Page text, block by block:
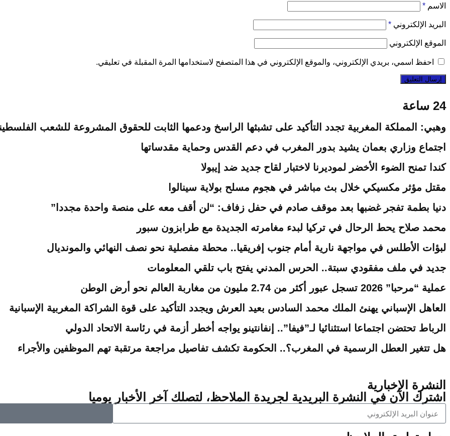
الاسم *
البريد الإلكتروني *
الموقع الإلكتروني
احفظ اسمي، بريدي الإلكتروني، والموقع الإلكتروني في هذا المتصفح لاستخدامها المرة المقبلة في تعليقي.
24 ساعة
وهبي: المملكة المغربية تجدد التأكيد على تشبثها الراسخ ودعمها الثابت للحقوق المشروعة للشعب
اجتماع وزاري بعمان يشيد بدور المغرب في دعم القدس وحماية مقدساتها
كندا تمنح الضوء الأخضر لموديرنا لاختبار لقاح جديد ضد إيبولا
مقتل مؤثر مكسيكي خلال بث مباشر في هجوم مسلح بولاية سينالوا
دنيا بطمة تفجر غضبها بعد موقف صادم في حفل زفاف: “لن أقف معه على منصة واحدة مجددا”
محمد صلاح يحط الرحال في تركيا لبدء مغامرته الجديدة مع طرابزون سبور
لبؤات الأطلس في مواجهة نارية أمام جنوب إفريقيا.. محطة مفصلية نحو نصف النهائي والمونديال
جديد في ملف مفقودي سبتة.. الحرس المدني يفتح باب تلقي المعلومات
عملية “مرحبا” 2026 تسجل عبور أكثر من 2.74 مليون من مغاربة العالم نحو أرض الوطن
العاهل الإسباني يهنئ الملك محمد السادس بعيد العرش ويجدد التأكيد على قوة الشراكة المغربية الإسبانية
الرباط تحتضن اجتماعا استثنائيا لـ”فيفا”.. إنفانتينو يواجه أخطر أزمة في رئاسة الاتحاد الدولي
هل تتغير العطل الرسمية في المغرب؟.. الحكومة تكشف تفاصيل مراجعة مرتقبة تهم الموظفين والأجراء
النشرة الإخبارية
اشترك الآن في النشرة البريدية لجريدة الملاحظ، لتصلك آخر الأخبار يوميا